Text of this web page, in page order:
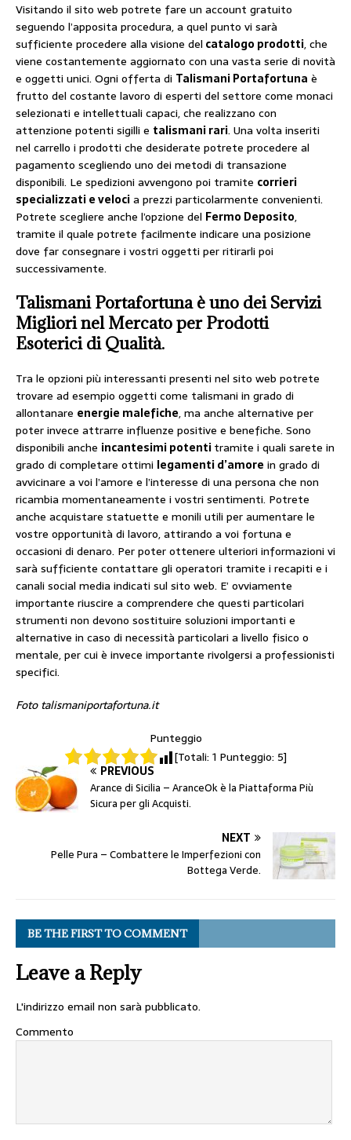
Visitando il sito web potrete fare un account gratuito
seguendo l’apposita procedura, a quel punto vi sarà
sufficiente procedere alla visione del catalogo prodotti, che
viene costantemente aggiornato con una vasta serie di novità
e oggetti unici. Ogni offerta di Talismani Portafortuna è
frutto del costante lavoro di esperti del settore come monaci
selezionati e intellettuali capaci, che realizzano con
attenzione potenti sigilli e talismani rari. Una volta inseriti
nel carrello i prodotti che desiderate potrete procedere al
pagamento scegliendo uno dei metodi di transazione
disponibili. Le spedizioni avvengono poi tramite corrieri
specializzati e velocia prezzi particolarmente convenienti.
Potrete scegliere anche l’opzione del Fermo Deposito,
tramite il quale potrete facilmente indicare una posizione
dove far consegnare i vostri oggetti per ritirarli poi
successivamente.
Talismani Portafortuna è uno dei Servizi
Migliori nel Mercato per Prodotti
Esoterici di Qualità.
Tra le opzioni più interessanti presenti nel sito web potrete
trovare ad esempio oggetti come talismani in grado di
allontanare energie malefiche, ma anche alternative per
poter invece attrarre influenze positive e benefiche. Sono
disponibili anche incantesimi potentitramite i quali sarete in
grado di completare ottimi legamenti d’amore in grado di
avvicinare a voi l’amore e l’interesse di una persona che non
ricambia momentaneamente i vostri sentimenti. Potrete
anche acquistare statuette e monili utili per aumentare le
vostre opportunità di lavoro, attirando a voi fortuna e
occasioni di denaro. Per poter ottenere ulteriori informazioni vi
sarà sufficiente contattare gli operatori tramite i recapiti e i
canali social media indicati sul sito web. E’ ovviamente
importante riuscire a comprendere che questi particolari
strumenti non devono sostituire soluzioni importanti e
alternative in caso di necessità particolari a livello fisico o
mentale, per cui è invece importante rivolgersi a professionisti
specifici.
Foto talismaniportafortuna.it
Punteggio
[Totali: 1 Punteggio: 5]
PREVIOUS
Arance di Sicilia – AranceOk è la Piattaforma Più
Sicura per gli Acquisti.
NEXT
Pelle Pura – Combattere le Imperfezioni con
Bottega Verde.
BE THE FIRST TO COMMENT
Leave a Reply
L'indirizzo email non sarà pubblicato.
Commento